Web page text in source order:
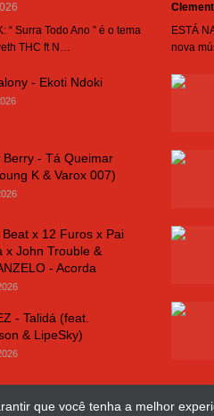
que você tenha a melhor
“ Surra Todo Ano ” é o tema
THC ft N…
- Ekoti Ndoki
Berry - Tá Queimar
K & Varox 007)
Beat x 12 Furos x Pai
x John Trouble &
- Acorda
- Talidá (feat.
& LipeSky)
ESTÁ
nova